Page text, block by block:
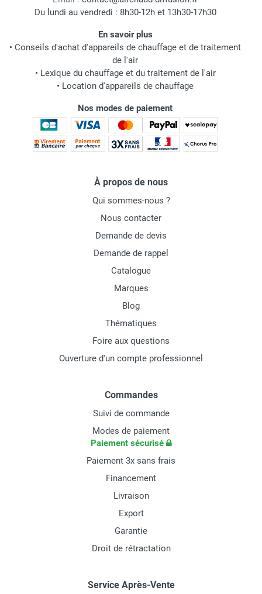
Du lundi au vendredi : 8h30-12h et 13h30-17h30
En savoir plus
• Conseils d'achat d'appareils de chauffage et de traitement
de l'air
• Lexique du chauffage et du traitement de l'air
• Location d'appareils de chauffage
Nos modes de paiement
À propos de nous
Qui sommes-nous ?
Nous contacter
Demande de devis
Demande de rappel
Catalogue
Marques
Blog
Thématiques
Foire aux questions
Ouverture d'un compte professionnel
Commandes
Suivi de commande
Modes de paiement
Paiement sécurisé
Paiement 3x sans frais
Financement
Livraison
Export
Garantie
Droit de rétractation
Service Après-Vente